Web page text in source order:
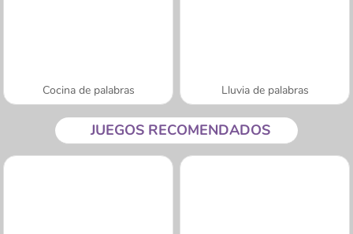
Cocina de palabras Lluvia de palabras
JUEGOS RECOMENDADOS